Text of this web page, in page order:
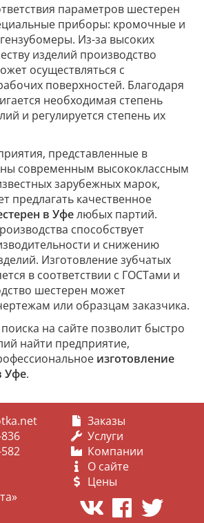
параметров шестерен
приборы: кромочные и
Из-за высоких
изделий производство
осуществляться с
поверхностей. Благодаря
необходимая степень
и регулируется степень их
представленные в
современным высококлассным
зарубежных марок,
предлагать качественное
в Уфелюбых партий.
способствует
и снижению
Изготовление зубчатых
в соответствии с ГОСТами и
шестерен может
или образцам заказчика.
на сайте позволит быстро
найти предприятие,
изготовление
Уфе.
Заказы
Услуги
Компании
О сайте
Цены